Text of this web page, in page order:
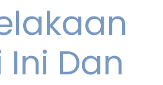
Ini Dan